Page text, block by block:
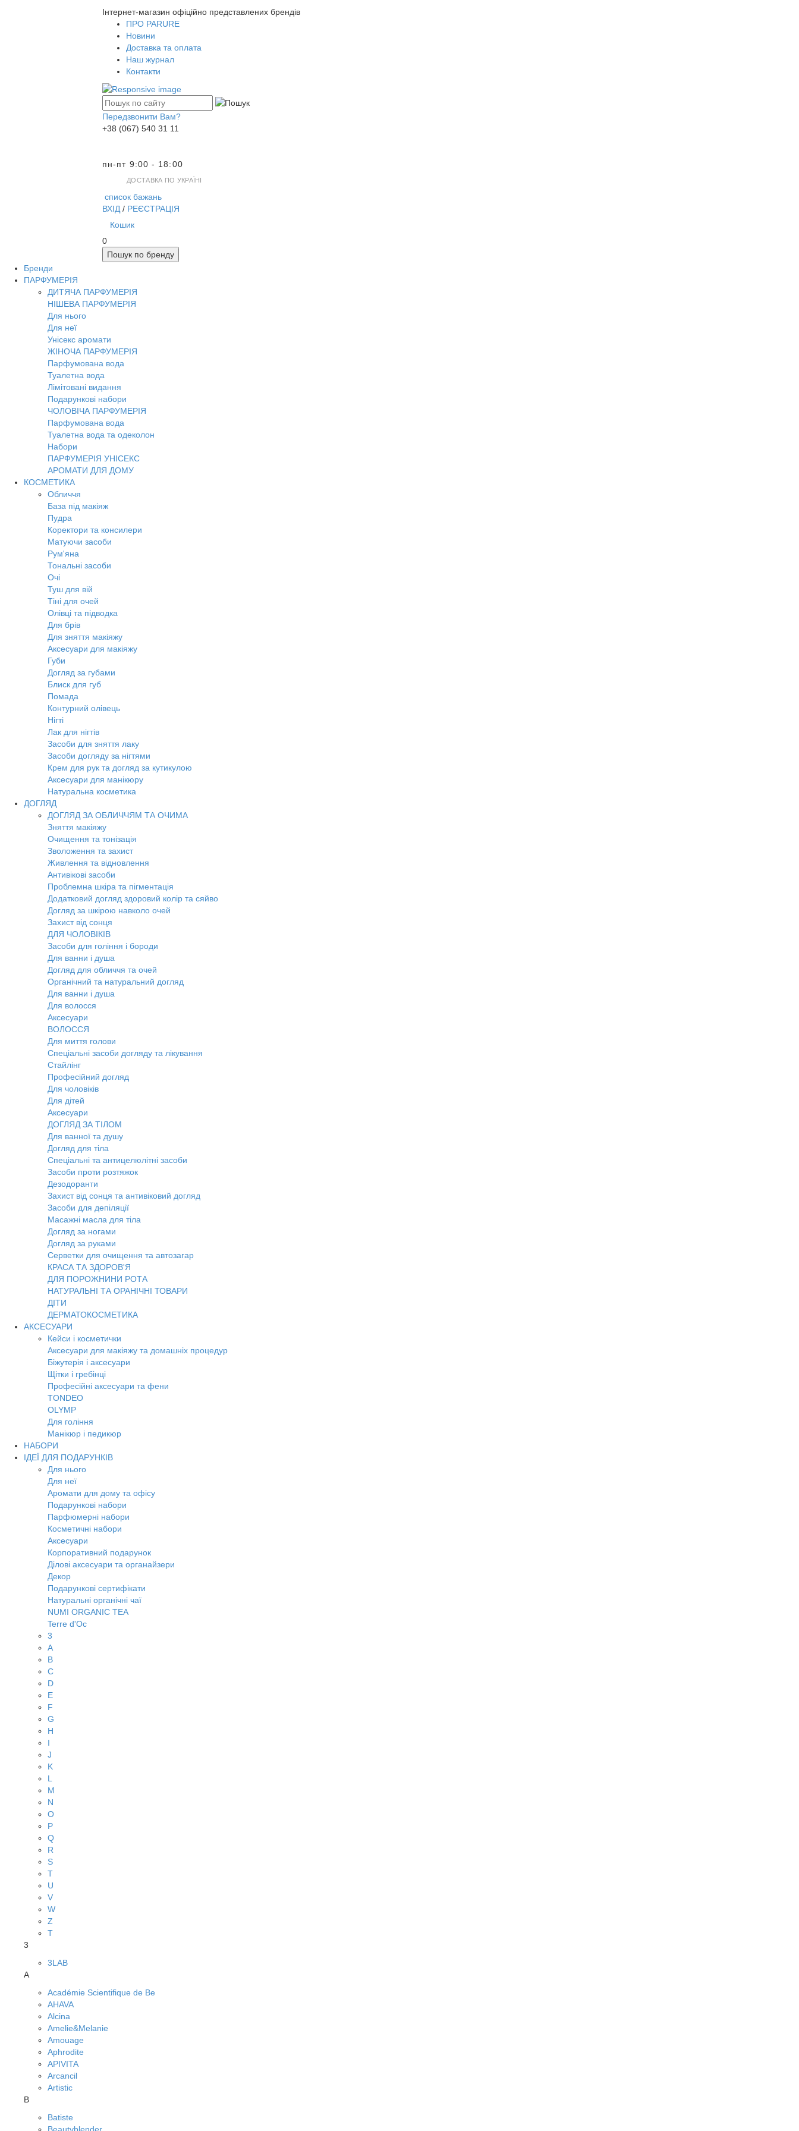
Інтернет-магазин офіційно представлених брендів
ПРО PARURE
Новини
Доставка та оплата
Наш журнал
Контакти
Передзвонити Вам?
+38 (067) 540 31 11
пн-пт 9:00 - 18:00
ДОСТАВКА ПО УКРАЇНІ
список бажань
ВХІД / РЕЄСТРАЦІЯ
Кошик
0
Пошук по бренду
Бренди
ПАРФУМЕРІЯ
ДИТЯЧА ПАРФУМЕРІЯ
НІШЕВА ПАРФУМЕРІЯ
Для нього
Для неї
Унісекс аромати
ЖІНОЧА ПАРФУМЕРІЯ
Парфумована вода
Туалетна вода
Лімітовані видання
Подарункові набори
ЧОЛОВІЧА ПАРФУМЕРІЯ
Парфумована вода
Туалетна вода та одеколон
Набори
ПАРФУМЕРІЯ УНІСЕКС
АРОМАТИ ДЛЯ ДОМУ
КОСМЕТИКА
Обличчя
База під макіяж
Пудра
Коректори та консилери
Матуючи засоби
Рум'яна
Тональні засоби
Очі
Туш для вій
Тіні для очей
Олівці та підводка
Для брів
Для зняття макіяжу
Аксесуари для макіяжу
Губи
Догляд за губами
Блиск для губ
Помада
Контурний олівець
Нігті
Лак для нігтів
Засоби для зняття лаку
Засоби догляду за нігтями
Крем для рук та догляд за кутикулою
Аксесуари для манікюру
Натуральна косметика
ДОГЛЯД
ДОГЛЯД ЗА ОБЛИЧЧЯМ ТА ОЧИМА
Зняття макіяжу
Очищення та тонізація
Зволоження та захист
Живлення та відновлення
Антивікові засоби
Проблемна шкіра та пігментація
Додатковий догляд здоровий колір та сяйво
Догляд за шкірою навколо очей
Захист від сонця
ДЛЯ ЧОЛОВІКІВ
Засоби для гоління і бороди
Для ванни і душа
Догляд для обличчя та очей
Органічний та натуральний догляд
Для ванни і душа
Для волосся
Аксесуари
ВОЛОССЯ
Для миття голови
Спеціальні засоби догляду та лікування
Стайлінг
Професійний догляд
Для чоловіків
Для дітей
Аксесуари
ДОГЛЯД ЗА ТІЛОМ
Для ванної та душу
Догляд для тіла
Спеціальні та антицелюлітні засоби
Засоби проти розтяжок
Дезодоранти
Захист від сонця та антивіковий догляд
Засоби для депіляції
Масажні масла для тіла
Догляд за ногами
Догляд за руками
Серветки для очищення та автозагар
КРАСА ТА ЗДОРОВ'Я
ДЛЯ ПОРОЖНИНИ РОТА
НАТУРАЛЬНІ ТА ОРАНІЧНІ ТОВАРИ
ДІТИ
ДЕРМАТОКОСМЕТИКА
АКСЕСУАРИ
Кейси і косметички
Аксесуари для макіяжу та домашніх процедур
Біжутерія і аксесуари
Щітки і гребінці
Професійні аксесуари та фени
TONDEO
OLYMP
Для гоління
Манікюр і педикюр
НАБОРИ
ІДЕЇ ДЛЯ ПОДАРУНКІВ
Для нього
Для неї
Аромати для дому та офісу
Подарункові набори
Парфюмерні набори
Косметичні набори
Аксесуари
Корпоративний подарунок
Ділові аксесуари та органайзери
Декор
Подарункові сертифікати
Натуральні органічні чаї
NUMI ORGANIC TEA
Terre d'Oc
3
A
B
C
D
E
F
G
H
I
J
K
L
M
N
O
P
Q
R
S
T
U
V
W
Z
Т
3
3LAB
A
Académie Scientifique de Be
AHAVA
Alcina
Amelie&Melanie
Amouage
Aphrodite
APIVITA
Arcancil
Artistic
B
Batiste